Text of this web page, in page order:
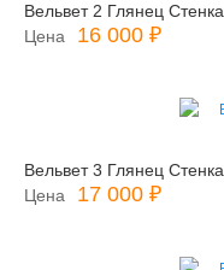
Вельвет 2 Глянец Стенка
Цена
16 000 ₽
Вельвет 3 Глянец Стенка
Цена
17 000 ₽